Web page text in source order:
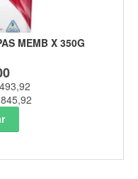
MEMB X 350G